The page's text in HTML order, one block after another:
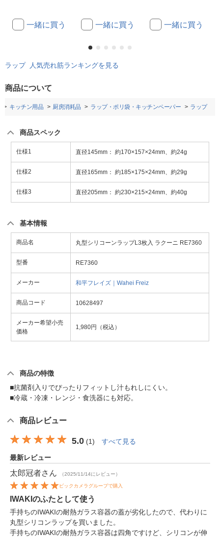
一緒に買う 一緒に買う 一緒に買う
ラップ 人気売れ筋ランキングを見る
商品について
キッチン用品 厨房消耗品 ラップ・ポリ袋・キッチンペーパー ラップ
商品スペック
仕様1 直径145mm： 約170×157×24mm、約24g
仕様2 直径165mm： 約185×175×24mm、約29g
仕様3 直径205mm： 約230×215×24mm、約40g
基本情報
商品名 丸型シリコーンラップL3枚入 ラクーニ RE7360
型番 RE7360
メーカー 和平フレイズ｜Wahei Freiz
商品コード 10628497
メーカー希望小売
価格
1,980円（税込）
商品の特徴
■抗菌剤入りでぴったりフィットし汁もれしにくい。
■冷蔵・冷凍・レンジ・食洗器にも対応。
商品レビュー
5.0 (1) すべて見る
最新レビュー
太郎冠者さん （2025/11/14にレビュー）
ビックカメラグループで購入
IWAKIのふたとして使う
手持ちのIWAKIの耐熱ガラス容器の蓋が劣化したので、代わりに
丸型シリコンラップを買いました。
手持ちのIWAKIの耐熱ガラス容器は四角ですけど、シリコンが伸